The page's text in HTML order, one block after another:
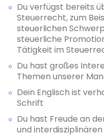
Du verfügst bereits
Steuerrecht, zum
steuerlichen
steuerliche
Tätigkeit im
Du hast großes
Themen unserer
Dein Englisch ist
Schrift
Du hast Freude an
und